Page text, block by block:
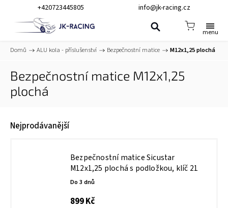
+420723445805 info@jk-racing.cz
Domů / ALU kola - příslušenství / Bezpečnostní matice / M12x1,25 plochá
Bezpečnostní matice M12x1,25
plochá
Nejprodávanější
Bezpečnostní matice Sicustar
M12x1,25 plochá s podložkou, klíč 21
Do 3 dnů
899 Kč